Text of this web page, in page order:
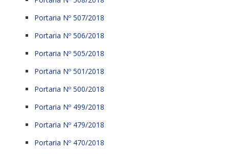
Portaria Nº 507/2018
Portaria Nº 506/2018
Portaria Nº 505/2018
Portaria Nº 501/2018
Portaria Nº 500/2018
Portaria Nº 499/2018
Portaria Nº 479/2018
Portaria Nº 470/2018